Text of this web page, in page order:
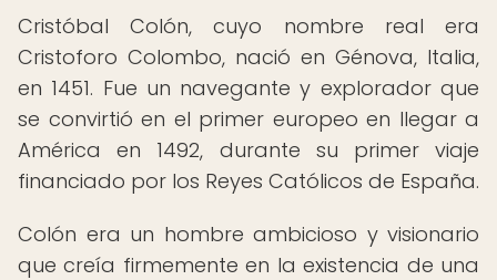
Cristóbal Colón, cuyo nombre real era
Cristoforo Colombo, nació en Génova, Italia,
en 1451. Fue un navegante y explorador que
se convirtió en el primer europeo en llegar a
América en 1492, durante su primer viaje
financiado por los Reyes Católicos de España.
Colón era un hombre ambicioso y visionario
que creía firmemente en la existencia de una